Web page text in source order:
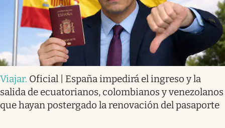
Viajar. Oficial | España impedirá el ingreso y la
salida de ecuatorianos, colombianos y venezolanos
que hayan postergado la renovación del pasaporte